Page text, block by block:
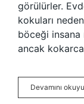
görülürler.
kokuları
böceği insana
ancak
Devamını